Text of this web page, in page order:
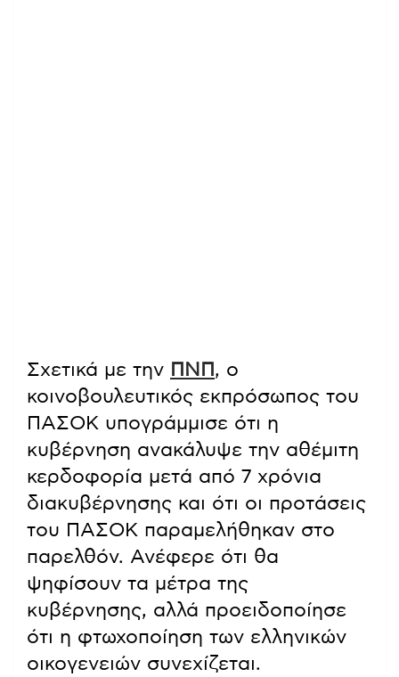
Σχετικά με την ΠΝΠ , ο
κοινοβουλευτικός εκπρόσωπος του
ΠΑΣΟΚ υπογράμμισε ότι η
κυβέρνηση ανακάλυψε την αθέμιτη
κερδοφορία μετά από 7 χρόνια
διακυβέρνησης και ότι οι προτάσεις
του ΠΑΣΟΚ παραμελήθηκαν στο
παρελθόν. Ανέφερε ότι θα
ψηφίσουν τα μέτρα της
κυβέρνησης, αλλά προειδοποίησε
ότι η φτωχοποίηση των ελληνικών
οικογενειών συνεχίζεται.